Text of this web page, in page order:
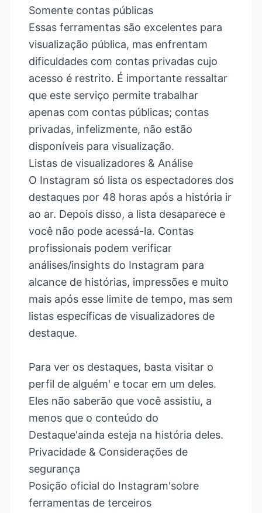
Somente contas públicas
Essas ferramentas são excelentes para
visualização pública, mas enfrentam
dificuldades com contas privadas cujo
acesso é restrito. É importante ressaltar
que este serviço permite trabalhar
apenas com contas públicas; contas
privadas, infelizmente, não estão
disponíveis para visualização.
Listas de visualizadores & Análise
O Instagram só lista os espectadores dos
destaques por 48 horas após a história ir
ao ar. Depois disso, a lista desaparece e
você não pode acessá-la. Contas
profissionais podem verificar
análises/insights do Instagram para
alcance de histórias, impressões e muito
mais após esse limite de tempo, mas sem
listas específicas de visualizadores de
destaque.
Para ver os destaques, basta visitar o
perfil de alguém' e tocar em um deles.
Eles não saberão que você assistiu, a
menos que o conteúdo do
Destaque'ainda esteja na história deles.
Privacidade & Considerações de
segurança
Posição oficial do Instagram'sobre
ferramentas de terceiros